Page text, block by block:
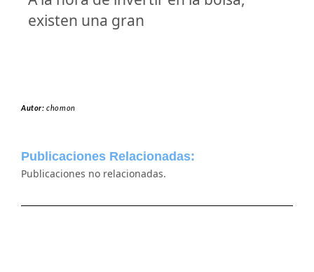
existen una gran
Autor:chomon
Publicaciones Relacionadas:
Publicaciones no relacionadas.